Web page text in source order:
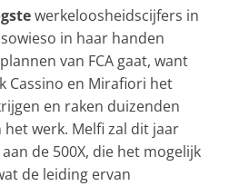
werkeloosheidscijfers in
in haar handen
van FCA gaat, want
Cassino en Mirafiori het
en raken duizenden
werk. Melfi zal dit jaar
de 500X, die het mogelijk
de leiding ervan